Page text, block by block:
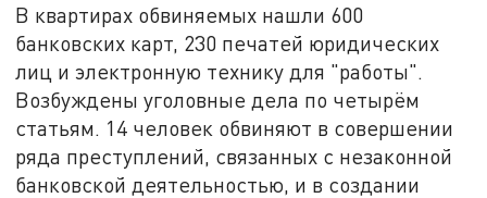
В квартирах обвиняемых нашли 600
банковских карт, 230 печатей юридических
лиц и электронную технику для "работы".
Возбуждены уголовные дела по четырём
статьям. 14 человек обвиняют в совершении
ряда преступлений, связанных с незаконной
банковской деятельностью, и в создании